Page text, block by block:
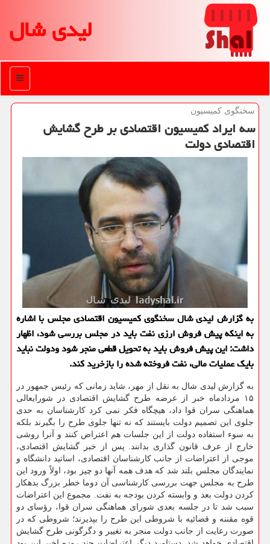
لیدی شال
منو
سخنگوی كمیسیون
سه ایراد كمیسیون اقتصادی بر طرح گشایش
اقتصادی دولت
به گزارش لیدی شال سخنگوی كمیسیون اقتصادی مجلس با اشاره
به اینكه پیش فروش ارزی نفت باید در مجلس بررسی شود، اظهار
داشت: این پیش فروش باید به تحویل قطعی منجر شود ودولت نباید
بایك عملیات مالی، نفت فروخته شده را بازخرید كند.
به گزارش لیدی شال به نقل از مهر، شاید زمانی که رئیس جمهور در
۱۵ مردادماه خبر از عرضه طرح گشایش اقتصادی در شورایعالی
هماهنگی سران قوا داد، هیچگاه فکر نمی کرد کارشناسان به حدی
جلوی این تصمیم دولت بایستند که نه تنها جلوی طرح را بگیرند بلکه
به سوء استفاده دولت از این جلسات هم اعتراض کنند و آنرا روشی
خارج از عرف قانون گذاری بدانند. پس از خبر گشایش اقتصادی،
موجی از اعتراضات از جانب کارشناسان اقتصادی، اساتید دانشگاه و
نمایندگان مجلس بلند شد که هدف همه آنها دو چیز بود، اولاً ورود این
طرح به مجلس جهت بررسی کارشناسی آن دوما خطر بزرگ بدهکار
کردن دولت بعد و وابسته کردن بودجه به نفت. مجموع این اعتراضات
سبب شد تا در جلسه بعدی شورای هماهنگی سران قوا، رؤسای دو
قوه مقننه و قضائیه با شروطی این طرح را بپذیرند؛ شروطی که در
صورت رعایت از جانب دولت منجر به تغییر و دگرگونی طرح گشایش